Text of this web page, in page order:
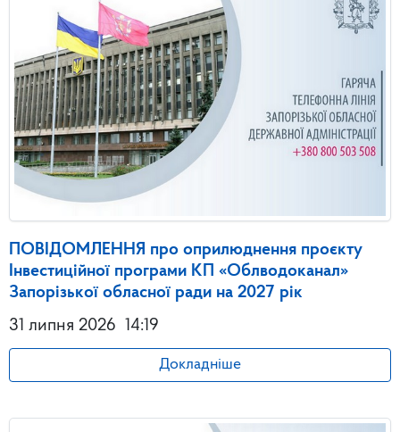
ПОВІДОМЛЕННЯ про оприлюднення проєкту
Інвестиційної програми КП «Облводоканал»
Запорізької обласної ради на 2027 рік
31 липня 2026 14:19
Докладніше